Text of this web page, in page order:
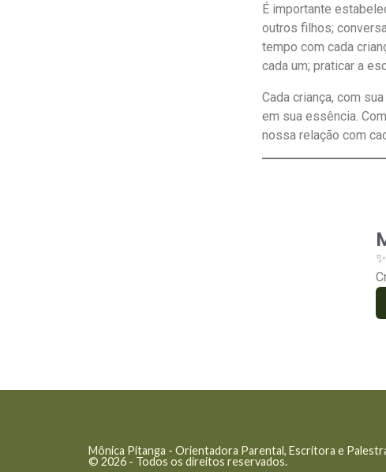
É importante
outros filhos;
tempo com cada
cada um; praticar a
Cada criança, com
em sua essência.
nossa relação com
✨
Mônica Pitanga - Orientadora Parental, Escritora e
© 2026 - Todos os direitos reservados.